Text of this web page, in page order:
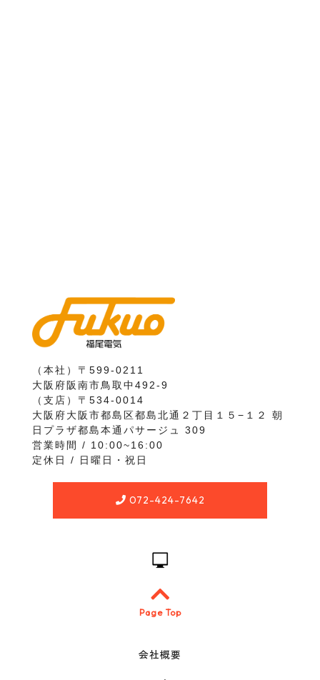
（本社）〒599-0211
大阪府阪南市鳥取中492-9
（支店）〒534-0014
大阪府大阪市都島区都島北通２丁目１５−１２ 朝
日プラザ都島本通パサージュ 309
営業時間 / 10:00~16:00
定休日 / 日曜日・祝日
072-424-7642
Page Top
会社概要